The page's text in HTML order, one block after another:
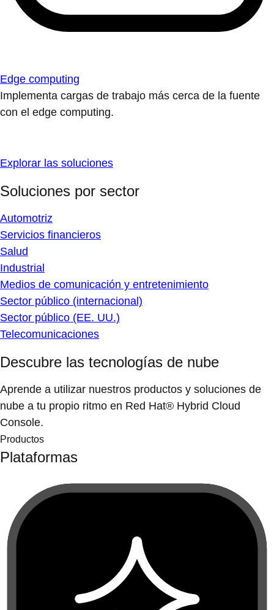
Edge computing
Implementa cargas de trabajo más cerca de la fuente
con el edge computing.
Explorar las soluciones
Soluciones por sector
Automotriz
Servicios financieros
Salud
Industrial
Medios de comunicación y entretenimiento
Sector público (internacional)
Sector público (EE. UU.)
Telecomunicaciones
Descubre las tecnologías de nube
Aprende a utilizar nuestros productos y soluciones de
nube a tu propio ritmo en Red Hat® Hybrid Cloud
Console.
Productos
Plataformas